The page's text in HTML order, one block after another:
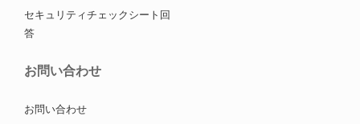
セキュリティチェックシート回
答
お問い合わせ
お問い合わせ